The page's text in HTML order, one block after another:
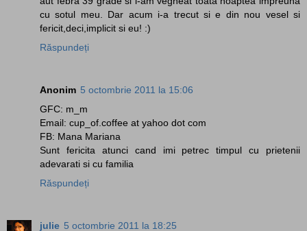
cu sotul meu. Dar acum i-a trecut si e din nou vesel si
fericit,deci,implicit si eu! :)
Răspundeți
Anonim 5 octombrie 2011 la 15:06
GFC: m_m
Email: cup_of.coffee at yahoo dot com
FB: Mana Mariana
Sunt fericita atunci cand imi petrec timpul cu prietenii
adevarati si cu familia
Răspundeți
julie 5 octombrie 2011 la 18:25